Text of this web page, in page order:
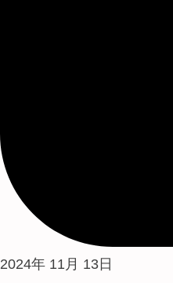
2024年 11月 13日